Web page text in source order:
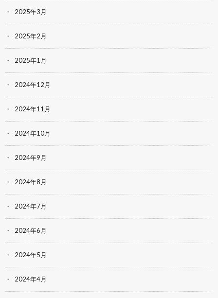
2025年3月
2025年2月
2025年1月
2024年12月
2024年11月
2024年10月
2024年9月
2024年8月
2024年7月
2024年6月
2024年5月
2024年4月